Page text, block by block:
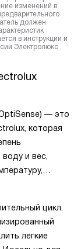
изменений в
должен
в инструкции и
Электролюкс
— это
которая
и вес,
чистота
цикл.
легкие